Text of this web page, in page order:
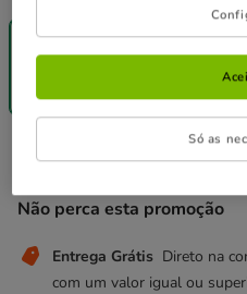
42 x 42 x 40
Grátis
89.99€
Não perca esta promoção
Entrega Grátis Direto na
com um valor igual ou
Preço 89.99€
89.99€
Só as